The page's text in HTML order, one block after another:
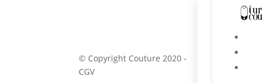
La
© Copyright Couture 2020 -
CGV